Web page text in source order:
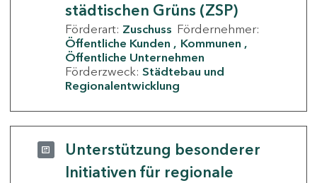
städtischen Grüns (ZSP)
Förderart: Zuschuss Fördernehmer:
Öffentliche Kunden
Kommunen
Öffentliche Unternehmen
Förderzweck: Städtebau und
Regionalentwicklung
Unterstützung besonderer
Initiativen für regionale